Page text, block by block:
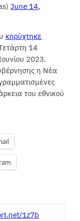
June 14,
κηρύχτηκε
14
2023.
η Νέα
του εθνικού
1z7b